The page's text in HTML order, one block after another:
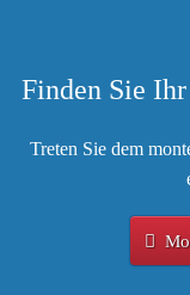
Finden Sie
Treten Sie dem